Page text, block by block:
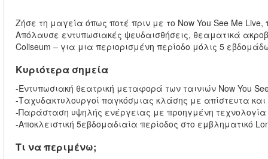
Ζήσε τη μαγεία όπως ποτέ πριν με το Now You See Me
Απόλαυσε εντυπωσιακές ψευδαισθήσεις, θεαματικά
Coliseum – για μια περιορισμένη περίοδο μόλις 5
Κυριότερα σημεία
-Εντυπωσιακή θεατρική μεταφορά των ταινιών Now You
-Ταχυδακτυλουργοί παγκόσμιας κλάσης με απίστευτα
-Παράσταση υψηλής ενέργειας με προηγμένη τεχνολογία
-Αποκλειστική 5εβδομαδιαία περίοδος στο εμβληματικό
Τι να περιμένω;